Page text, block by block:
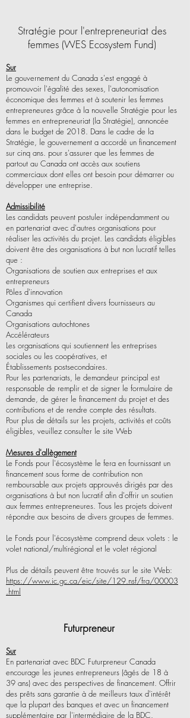
Stratégie pour l'entrepreneuriat des
femmes (WES Ecosystem Fund)
Sur
Le gouvernement du Canada s'est engagé à
promouvoir l'égalité des sexes, l'autonomisation
économique des femmes et à soutenir les femmes
entrepreneures grâce à la nouvelle Stratégie pour les
femmes en entrepreneuriat (la Stratégie), annoncée
dans le budget de 2018. Dans le cadre de la
Stratégie, le gouvernement a accordé un financement
sur cinq ans. pour s'assurer que les femmes de
partout au Canada ont accès aux soutiens
commerciaux dont elles ont besoin pour démarrer ou
développer une entreprise.
Admissibilité
Les candidats peuvent postuler indépendamment ou
en partenariat avec d'autres organisations pour
réaliser les activités du projet. Les candidats éligibles
doivent être des organisations à but non lucratif telles
que :
Organisations de soutien aux entreprises et aux
entrepreneurs
Pôles d'innovation
Organismes qui certifient divers fournisseurs au
Canada
Organisations autochtones
Accélérateurs
Les organisations qui soutiennent les entreprises
sociales ou les coopératives, et
Établissements postsecondaires.
Pour les partenariats, le demandeur principal est
responsable de remplir et de signer le formulaire de
demande, de gérer le financement du projet et des
contributions et de rendre compte des résultats.
Pour plus de détails sur les projets, activités et coûts
éligibles, veuillez consulter le site Web
Mesures d'allègement
Le Fonds pour l'écosystème le fera en fournissant un
financement sous forme de contribution non
remboursable aux projets approuvés dirigés par des
organisations à but non lucratif afin d'offrir un soutien
aux femmes entrepreneures. Tous les projets doivent
répondre aux besoins de divers groupes de femmes.
Le Fonds pour l'écosystème comprend deux volets : le
volet national/multirégional et le volet régional
Plus de détails peuvent être trouvés sur le site Web:
https://www.ic.gc.ca/eic/site/129.nsf/fra/00003
.html
Futurpreneur
Sur
En partenariat avec BDC Futurpreneur Canada
encourage les jeunes entrepreneurs (âgés de 18 à
39 ans) avec des perspectives de financement. Offrir
des prêts sans garantie à de meilleurs taux d'intérêt
que la plupart des banques et avec un financement
supplémentaire par l'intermédiaire de la BDC.